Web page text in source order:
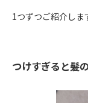
1つずつご紹介しま
つけすぎると髪